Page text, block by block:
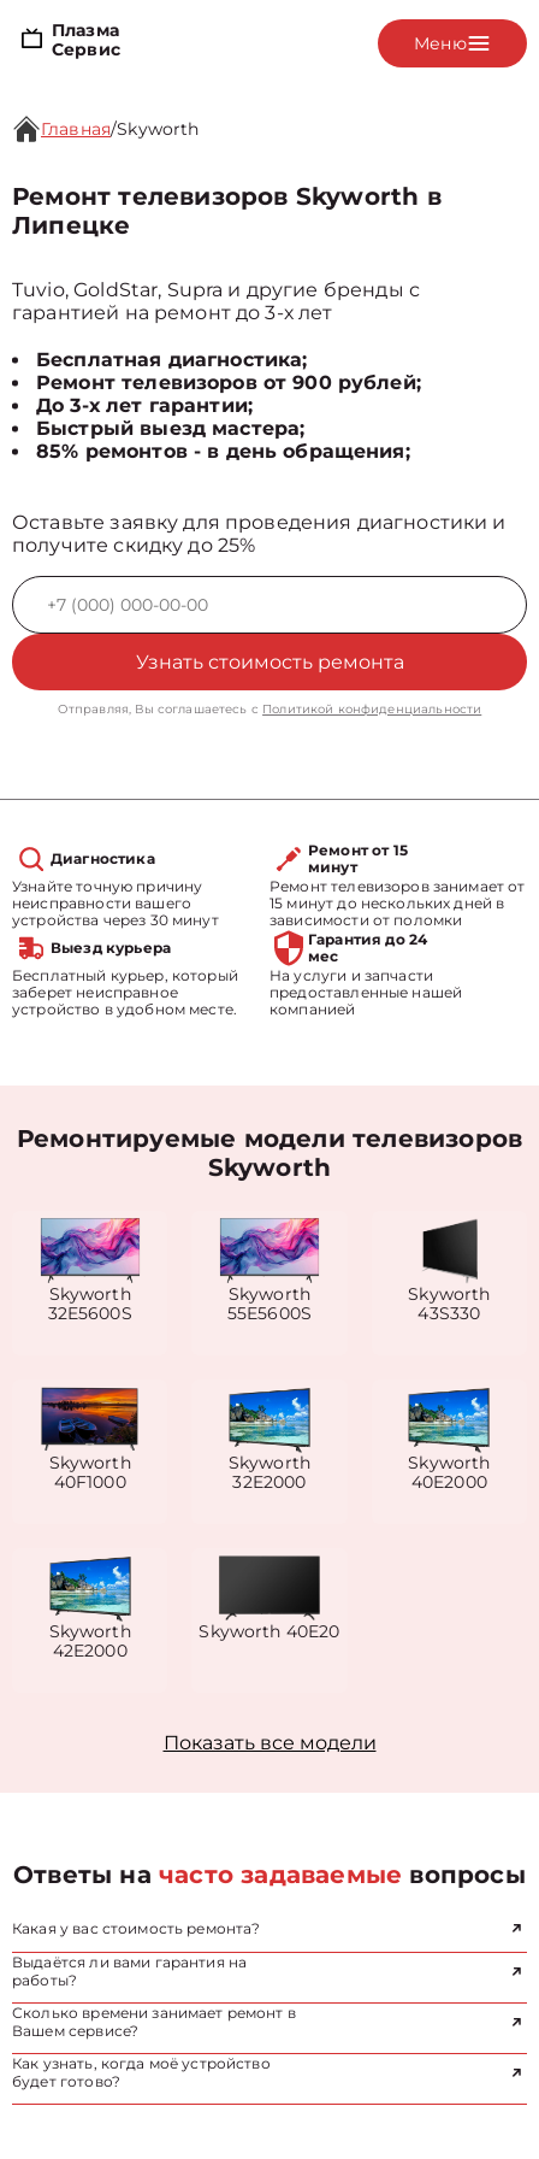
Плазма
Сервис
Меню
Главная/Skyworth
Ремонт телевизоров Skyworth в
Липецке
Tuvio, GoldStar, Supra и другие бренды с
гарантией на ремонт до 3-х лет
Бесплатная диагностика;
Ремонт телевизоров от 900 рублей;
До 3-х лет гарантии;
Быстрый выезд мастера;
85% ремонтов - в день обращения;
Оставьте заявку для проведения диагностики и
получите скидку до 25%
Узнать стоимость ремонта
Отправляя, Вы соглашаетесь с Политикой конфиденциальности
Диагностика
Узнайте точную причину
неисправности вашего
устройства через 30 минут
Ремонт от 15
минут
Ремонт телевизоров занимает от
15 минут до нескольких дней в
зависимости от поломки
Выезд курьера
Бесплатный курьер, который
заберет неисправное
устройство в удобном месте.
Гарантия до 24
мес
На услуги и запчасти
предоставленные нашей
компанией
Ремонтируемые модели телевизоров
Skyworth
Skyworth
32E5600S
Skyworth
55E5600S
Skyworth
43S330
Skyworth
40F1000
Skyworth
32E2000
Skyworth
40E2000
Skyworth
42E2000
Skyworth 40E20
Показать все модели
Ответы начасто задаваемые вопросы
Какая у вас стоимость ремонта?
Выдаётся ли вами гарантия на
работы?
Сколько времени занимает ремонт в
Вашем сервисе?
Как узнать, когда моё устройство
будет готово?